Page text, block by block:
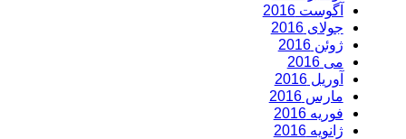
آگوست 2016
جولای 2016
ژوئن 2016
می 2016
آوریل 2016
مارس 2016
فوریه 2016
ژانویه 2016